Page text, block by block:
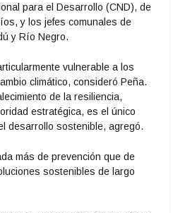
para el Desarrollo (CND), de
y los jefes comunales de
y Río Negro.
vulnerable a los
climático, consideró Peña.
de la resiliencia,
estratégica, es el único
desarrollo sostenible, agregó.
más de prevención que de
sostenibles de largo